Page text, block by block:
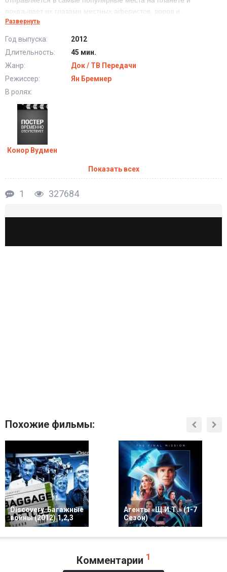
показывает их глазами местных аферистов, воров и
мошенников – тех, кто видит в каждом приезжем свою
важной частью подготовки к отпуску, как и упаковку чемоданов,
ведь она поможет вам быть начеку и сохранить свои деньги.
Развернуть
Год выпуска:
2012
Длительность:
45 мин.
Жанр:
Док / ТВ Передачи
Режиссер:
Ян Бремнер
В ролях:
Конор Вудмен
Показать всех
1 327684
Похожие фильмы:
Discovery. Багажные
войны (2012) 1,2,3
Агенты «Щ.И.Т.» (1-7
Сезон)
Комментарии 1